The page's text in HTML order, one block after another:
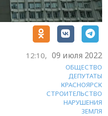
12:10, 09 июля 2022
ОБЩЕСТВО
ДЕПУТАТЫ
КРАСНОЯРСК
СТРОИТЕЛЬСТВО
НАРУШЕНИЯ
ЗЕМЛЯ